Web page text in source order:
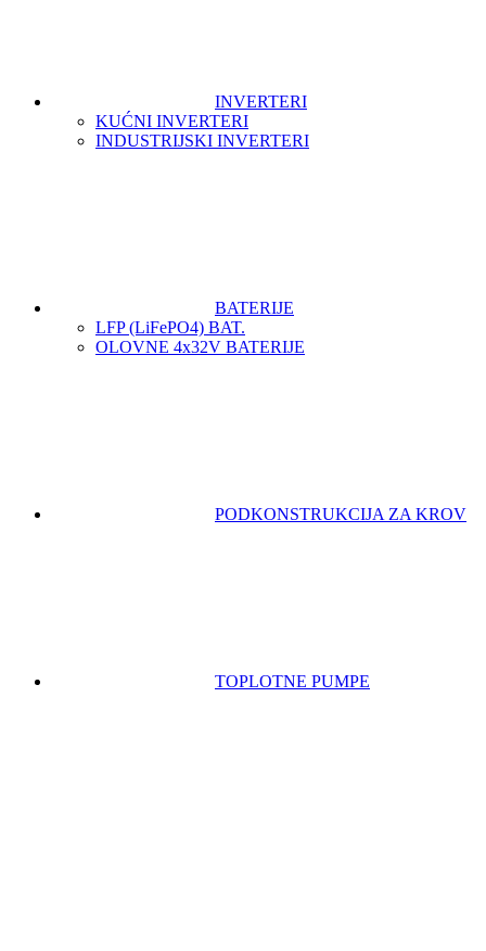
INVERTERI
KUĆNI INVERTERI
INDUSTRIJSKI INVERTERI
BATERIJE
LFP (LiFeРО4) BAT.
OLOVNE 4x32V BATERIJE
PODKONSTRUKCIJA ZA KROV
TOPLOTNE PUMPE